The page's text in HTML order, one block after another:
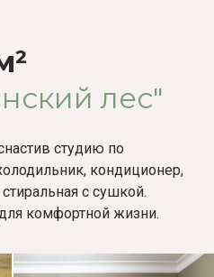
лес"
студию по
кондиционер,
с сушкой.
комфортной жизни.